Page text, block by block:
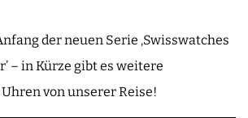
der neuen Serie ‚Swisswatches
– in Kürze gibt es weitere
von unserer Reise!